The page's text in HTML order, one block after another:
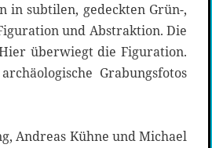
in subtilen, gedeckten Grün-,
und Abstraktion. Die
überwiegt die Figuration.
Grabungsfotos
Andreas Kühne und Michael